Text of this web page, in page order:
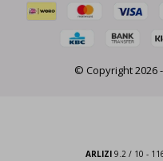
© Copyright2026-
ARLIZI9.2/ 10 -